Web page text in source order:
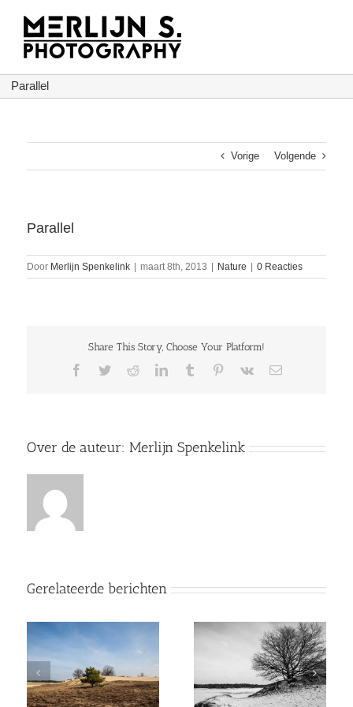
inhoud
Parallel
Vorige Volgende
Parallel
Door Merlijn Spenkelink maart 8th, 2013 Nature 0 Reacties
Share This Story, Choose Your Platform!
Facebook
TwitterRedditLinkedInTumblr Pinterest
Vk
E-
Over de auteur: Merlijn Spenkelink
Gerelateerde berichten